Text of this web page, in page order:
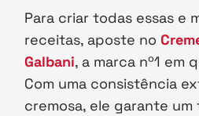
Para criar todas essas e
receitas, aposte no
Galbani, a marca nº1 em
Com uma consistência
cremosa, ele garante